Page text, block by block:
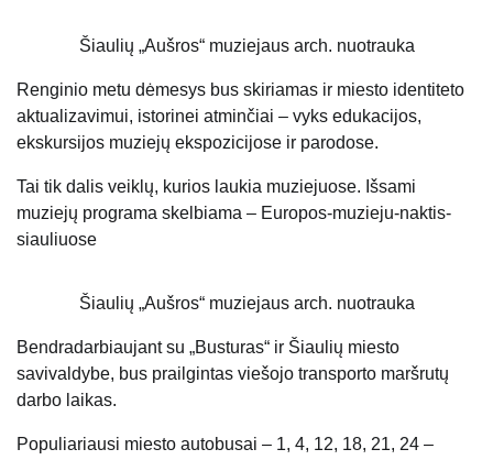
Šiaulių „Aušros“ muziejaus arch. nuotrauka
Renginio metu dėmesys bus skiriamas ir miesto identiteto
aktualizavimui, istorinei atminčiai – vyks edukacijos,
ekskursijos muziejų ekspozicijose ir parodose.
Tai tik dalis veiklų, kurios laukia muziejuose. Išsami
muziejų programa skelbiama – Europos-muzieju-naktis-
siauliuose
Šiaulių „Aušros“ muziejaus arch. nuotrauka
Bendradarbiaujant su „Busturas“ ir Šiaulių miesto
savivaldybe, bus prailgintas viešojo transporto maršrutų
darbo laikas.
Populiariausi miesto autobusai – 1, 4, 12, 18, 21, 24 –